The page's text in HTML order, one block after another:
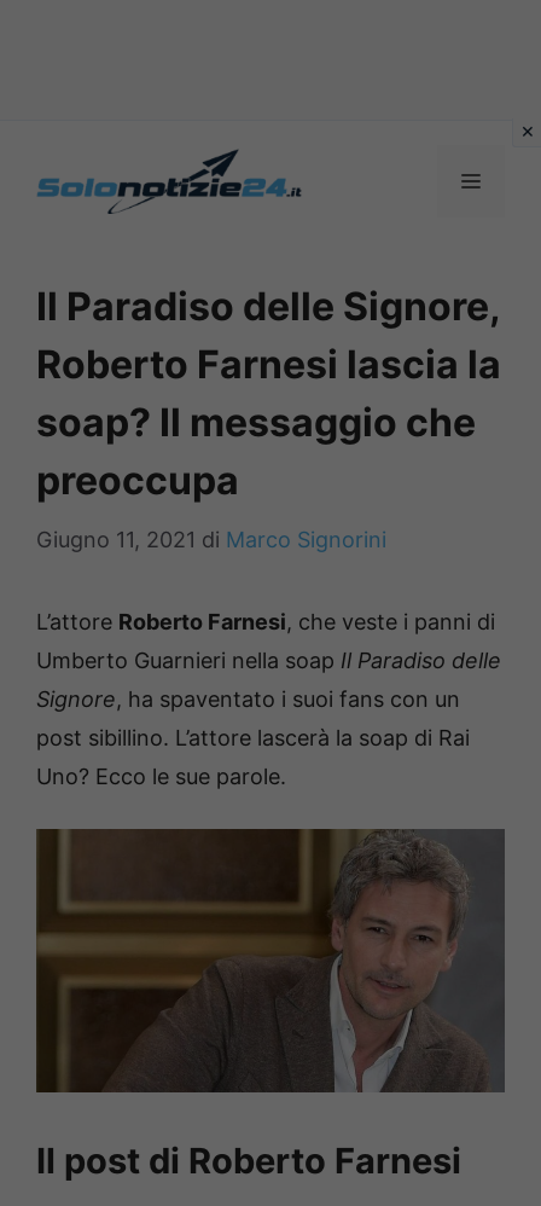
MENU
Il Paradiso delle Signore,
Roberto Farnesi lascia la
soap? Il messaggio che
preoccupa
Giugno 11, 2021 di Marco Signorini
L’attore Roberto Farnesi, che veste i panni di
Umberto Guarnieri nella soap Il Paradiso delle
Signore, ha spaventato i suoi fans con un
post sibillino. L’attore lascerà la soap di Rai
Uno? Ecco le sue parole.
Il post di Roberto Farnesi